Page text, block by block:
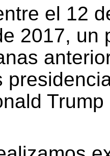
el 12
2017, un